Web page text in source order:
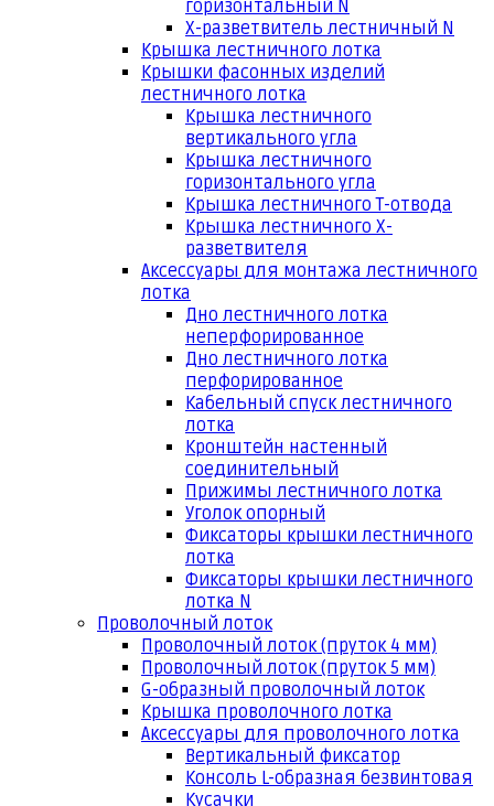
горизонтальный N
Х-разветвитель лестничный N
Крышка лестничного лотка
Крышки фасонных изделий
лестничного лотка
Крышка лестничного
вертикального угла
Крышка лестничного
горизонтального угла
Крышка лестничного Т-отвода
Крышка лестничного Х-
разветвителя
Аксессуары для монтажа лестничного
лотка
Дно лестничного лотка
неперфорированное
Дно лестничного лотка
перфорированное
Кабельный спуск лестничного
лотка
Кронштейн настенный
соединительный
Прижимы лестничного лотка
Уголок опорный
Фиксаторы крышки лестничного
лотка
Фиксаторы крышки лестничного
лотка N
Проволочный лоток
Проволочный лоток (пруток 4 мм)
Проволочный лоток (пруток 5 мм)
G-образный проволочный лоток
Крышка проволочного лотка
Аксессуары для проволочного лотка
Вертикальный фиксатор
Консоль L-образная безвинтовая
Кусачки